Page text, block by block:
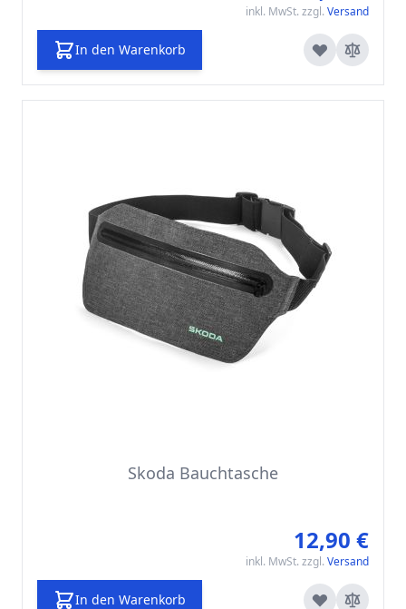
inkl. MwSt. zzgl. Versand
In den Warenkorb
Skoda Bauchtasche
12,90 €
inkl. MwSt. zzgl. Versand
In den Warenkorb